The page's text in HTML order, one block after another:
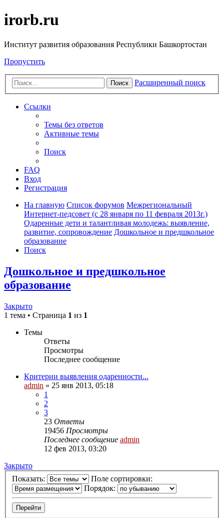
irorb.ru
Институт развития образования Республики Башкортостан
Пропустить
Поиск Расширенный поиск
Ссылки
Темы без ответов
Активные темы
Поиск
FAQ
Вход
Регистрация
На главную Список форумов Межрегиональный
Интернет-педсовет (с 28 января по 11 февраля 2013г.)
Одаренные дети и талантливая молодежь: выявление,
развитие, сопровождение Дошкольное и предшкольное
образование
Поиск
Дошкольное и предшкольное
образование
Закрыто
1 тема • Страница 1 из 1
Темы
Ответы
Просмотры
Последнее сообщение
Критерии выявления одаренности...
admin » 25 янв 2013, 05:18
1
2
3
23 Ответы
19456 Просмотры
Последнее сообщение admin
12 фев 2013, 03:20
Закрыто
Показать:
Поле сортировки:
Порядок: